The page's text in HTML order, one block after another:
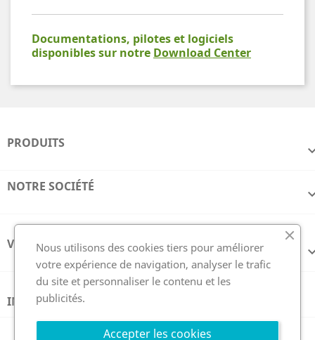
Documentations, pilotes et logiciels
disponibles sur notre Download Center
PRODUITS
NOTRE SOCIÉTÉ
VOTRE COMPTE
INFORMATIONS
Suivez nous
Nous utilisons des cookies tiers pour améliorer
votre expérience de navigation, analyser le trafic
du site et personnaliser le contenu et les
publicités.
Accepter les cookies